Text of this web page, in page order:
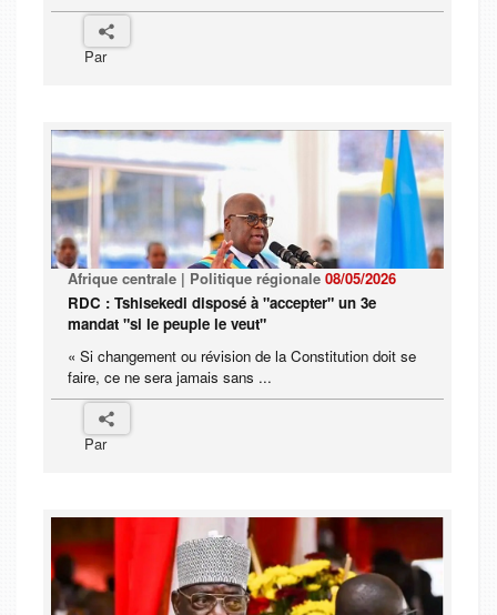
Par
Afrique centrale | Politique régionale 08/05/2026
RDC : Tshisekedi disposé à "accepter" un 3e
mandat "si le peuple le veut"
« Si changement ou révision de la Constitution doit se
faire, ce ne sera jamais sans ...
Par